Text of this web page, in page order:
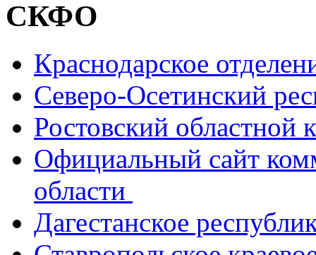
СКФО
Краснодарское
Северо-Осетинский
Ростовский
Официальный сайт
области
Дагестанское